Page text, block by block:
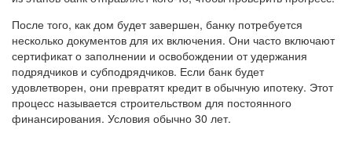
После того, как дом будет завершен, банку потребуется
несколько документов для их включения. Они часто включают
сертификат о заполнении и освобождении от удержания
подрядчиков и субподрядчиков. Если банк будет
удовлетворен, они превратят кредит в обычную ипотеку. Этот
процесс называется строительством для постоянного
финансирования. Условия обычно 30 лет.